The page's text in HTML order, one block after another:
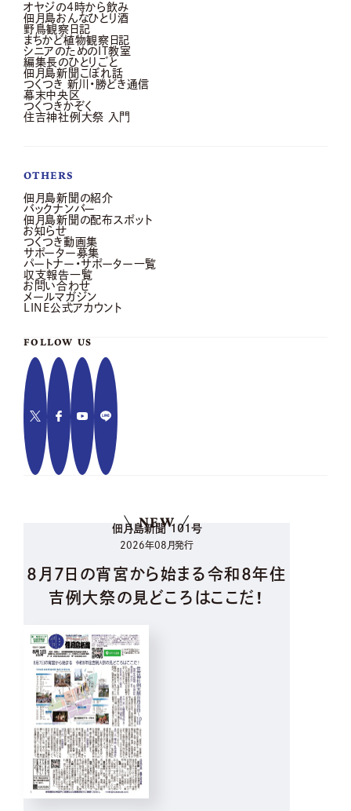
オヤジの4時から飲み
佃月島おんなひとり酒
野鳥観察日記
まちかど植物観察日記
シニアのためのIT教室
編集長のひとりごと
佃月島新聞こぼれ話
つくつき 新川・勝どき通信
幕末中央区
つくつきかぞく
住吉神社例大祭 入門
OTHERS
佃月島新聞の紹介
バックナンバー
佃月島新聞の配布スポット
お知らせ
つくつき動画集
サポーター募集
パートナー・サポーター一覧
収支報告一覧
お問い合わせ
メールマガジン
LINE公式アカウント
FOLLOW US
NEW
佃月島新聞 101号
2026年08月発行
8月7日の宵宮から始まる令和8年住
吉例大祭の見どころはここだ！